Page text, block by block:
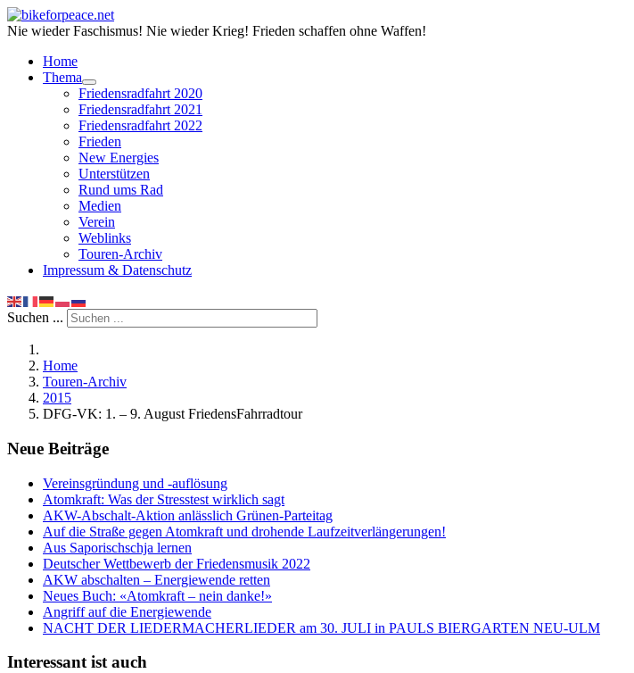
Nie wieder Faschismus! Nie wieder Krieg! Frieden schaffen ohne Waffen!
Home
Thema
Friedensradfahrt 2020
Friedensradfahrt 2021
Friedensradfahrt 2022
Frieden
New Energies
Unterstützen
Rund ums Rad
Medien
Verein
Weblinks
Touren-Archiv
Impressum & Datenschutz
Suchen ...
Home
Touren-Archiv
2015
DFG-VK: 1. – 9. August FriedensFahrradtour
Neue Beiträge
Vereinsgründung und -auflösung
Atomkraft: Was der Stresstest wirklich sagt
AKW-Abschalt-Aktion anlässlich Grünen-Parteitag
Auf die Straße gegen Atomkraft und drohende Laufzeitverlängerungen!
Aus Saporischschja lernen
Deutscher Wettbewerb der Friedensmusik 2022
AKW abschalten – Energiewende retten
Neues Buch: «Atomkraft – nein danke!»
Angriff auf die Energiewende
NACHT DER LIEDERMACHERLIEDER am 30. JULI in PAULS BIERGARTEN NEU-ULM
Interessant ist auch